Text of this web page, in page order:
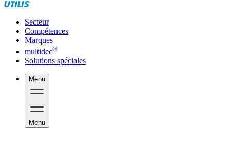
Secteur
Compétences
Marques
multidec®
Solutions spéciales
Menu
Menu